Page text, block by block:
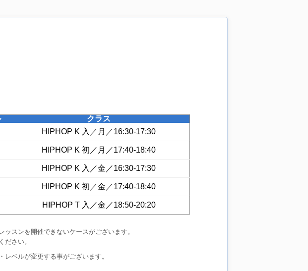
クラス
HIPHOP K 入／月／16:30-17:30
HIPHOP K 初／月／17:40-18:40
HIPHOP K 入／金／16:30-17:30
HIPHOP K 初／金／17:40-18:40
HIPHOP T 入／金／18:50-20:20
スンを開催できないケースがございます。
ださい。
ベルが変更する事がございます。